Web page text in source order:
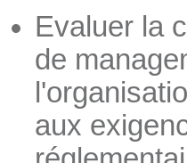
Evaluer la
de
aux